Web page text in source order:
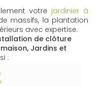
votre jardinier à
massifs, la plantation
avec expertise.
de clôture
Jardins et
: